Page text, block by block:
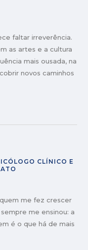
faltar irreverência.
as artes e a cultura
mais ousada, na
novos caminhos
CLÍNICO E
me fez crescer
me ensinou: a
é o que há de mais